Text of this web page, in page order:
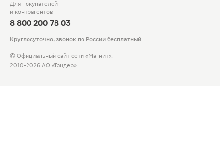
Для покупателей
и контрагентов
8 800 200 78 03
Круглосуточно, звонок по России бесплатный
© Официальный сайт сети «Магнит».
2010-2026 АО «Тандер»